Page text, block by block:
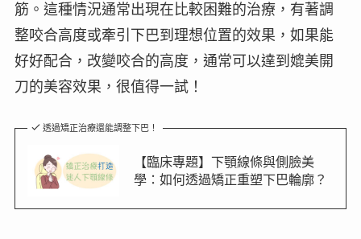
筋。這種情況通常出現在比較困難的治療，有著調
整咬合高度或牽引下巴到理想位置的效果，如果能
好好配合，改變咬合的高度，通常可以達到媲美開
刀的美容效果，很值得一試！
透過矯正治療還能調整下巴！
【臨床專題】下顎線條與側臉美
學：如何透過矯正重塑下巴輪廓？